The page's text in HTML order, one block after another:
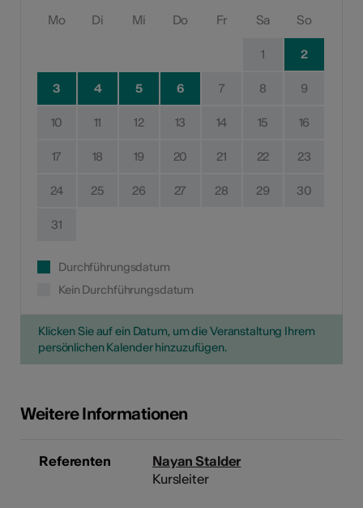
Mo Di Mi Do Fr Sa So
1 2
3 4 5 6 7 8 9
10 11 12 13 14 15 16
17 18 19 20 21 22 23
24 25 26 27 28 29 30
31
Durchführungsdatum
Kein Durchführungsdatum
Klicken Sie auf ein Datum, um die Veranstaltung Ihrem
persönlichen Kalender hinzuzufügen.
Weitere Informationen
Referenten
Nayan Stalder
Kursleiter